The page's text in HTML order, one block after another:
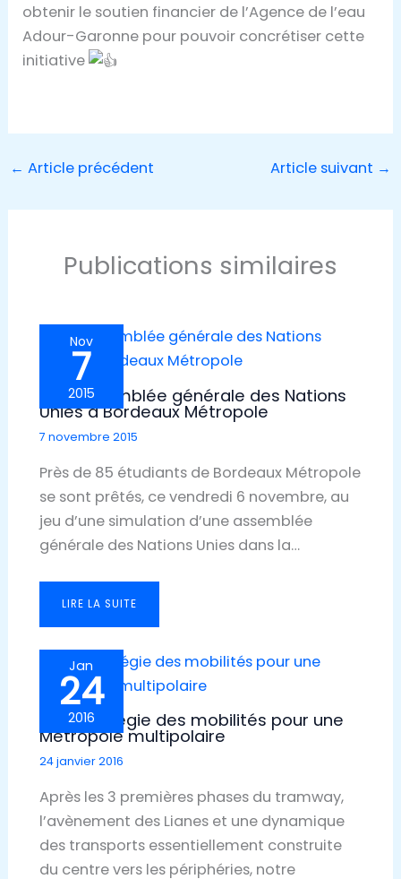
obtenir le soutien financier de l’Agence de l’eau
Adour-Garonne pour pouvoir concrétiser cette
initiative
← Article précédent Article suivant →
Publications similaires
Nov
7
2015
Une assemblée générale des Nations
Unies à Bordeaux Métropole
7 novembre 2015
Près de 85 étudiants de Bordeaux Métropole
se sont prêtés, ce vendredi 6 novembre, au
jeu d’une simulation d’une assemblée
générale des Nations Unies dans la…
LIRE LA SUITE
Jan
24
2016
Une stratégie des mobilités pour une
Métropole multipolaire
24 janvier 2016
Après les 3 premières phases du tramway,
l’avènement des Lianes et une dynamique
des transports essentiellement construite
du centre vers les périphéries, notre